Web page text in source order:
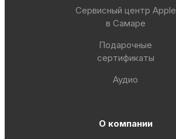
Сервисный центр Apple
в Самаре
Подарочные
сертификаты
Аудио
О компании